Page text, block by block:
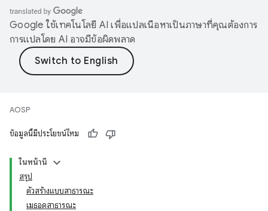
Google ใช้เทคโนโลยี AI เพื่อแปลเนื้อหาเป็นภาษาที่คุณต้องการ
การแปลโดย AI อาจมีข้อผิดพลาด
AOSP
ข้อมูลนี้มีประโยชน์ไหม
ในหน้านี้
สรุป
ตัวสร้างแบบสาธารณะ
เมธอดสาธารณะ